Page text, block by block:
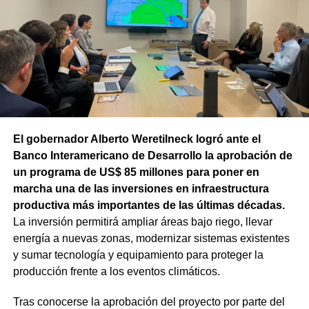
mayor parte del salario se va en cancelar deudas todos
los meses», indicó. Agregó que «los recursos que se
están transfiriendo de los bolsillos de los trabajadores a
los bancos, a las financieras y a las tarjetas de crédito
son multimillonarios. Cada cuota que se paga deja de ir
al consumo o para sostener la salud y la educación».
advirtiendo y es la baja en la participación política, en la
militancia colectiva. No es casual que eso beneficie al
Gobierno», dijo el dirigente. «No podemos aceptar una
clase trabajadora con ansiedad, angustia y desánimo»,
aseguró.
La encuesta relevó a trabajadores del Estado Nacional
(47,8%), Estado Provincial (41,7%), Estado Municipal
(5,8%), Empresas Estatales (2%) y otros ámbitos (2,7%),
El gobernador Alberto Weretilneck logró ante el
Banco Interamericano de Desarrollo la aprobación de
un programa de US$ 85 millones para poner en
marcha una de las inversiones en infraestructura
productiva más importantes de las últimas décadas.
La inversión permitirá ampliar áreas bajo riego, llevar
energía a nuevas zonas, modernizar sistemas existentes
y sumar tecnología y equipamiento para proteger la
producción frente a los eventos climáticos.
Tras conocerse la aprobación del proyecto por parte del